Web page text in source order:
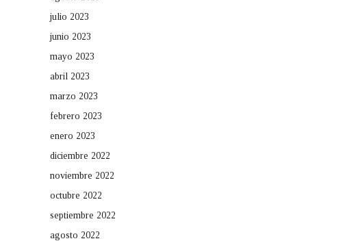
julio 2023
junio 2023
mayo 2023
abril 2023
marzo 2023
febrero 2023
enero 2023
diciembre 2022
noviembre 2022
octubre 2022
septiembre 2022
agosto 2022